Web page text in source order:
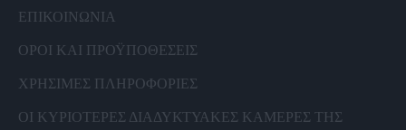
ΕΠΙΚΟΙΝΩΝΙΑ
ΟΡΟΙ ΚΑΙ ΠΡΟΫΠΟΘΕΣΕΙΣ
ΧΡΗΣΙΜΕΣ ΠΛΗΡΟΦΟΡΙΕΣ
ΟΙ ΚΥΡΙΟΤΕΡΕΣ ΔΙΑΔΥΚΤΥΑΚΕΣ ΚΑΜΕΡΕΣ ΤΗΣ